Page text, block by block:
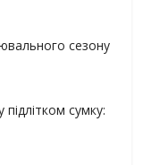
сезону
сумку: